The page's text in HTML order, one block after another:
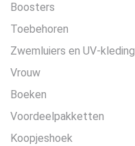
Boosters
Toebehoren
Zwemluiers en UV-kleding
Vrouw
Boeken
Voordeelpakketten
Koopjeshoek